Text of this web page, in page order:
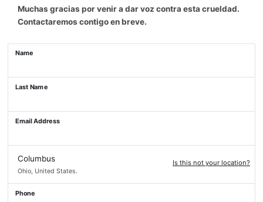
Muchas gracias por venir a dar voz contra esta crueldad.
Contactaremos contigo en breve.
Name
Last Name
Email Address
Columbus
Ohio, United States.
Is this not your location?
Phone